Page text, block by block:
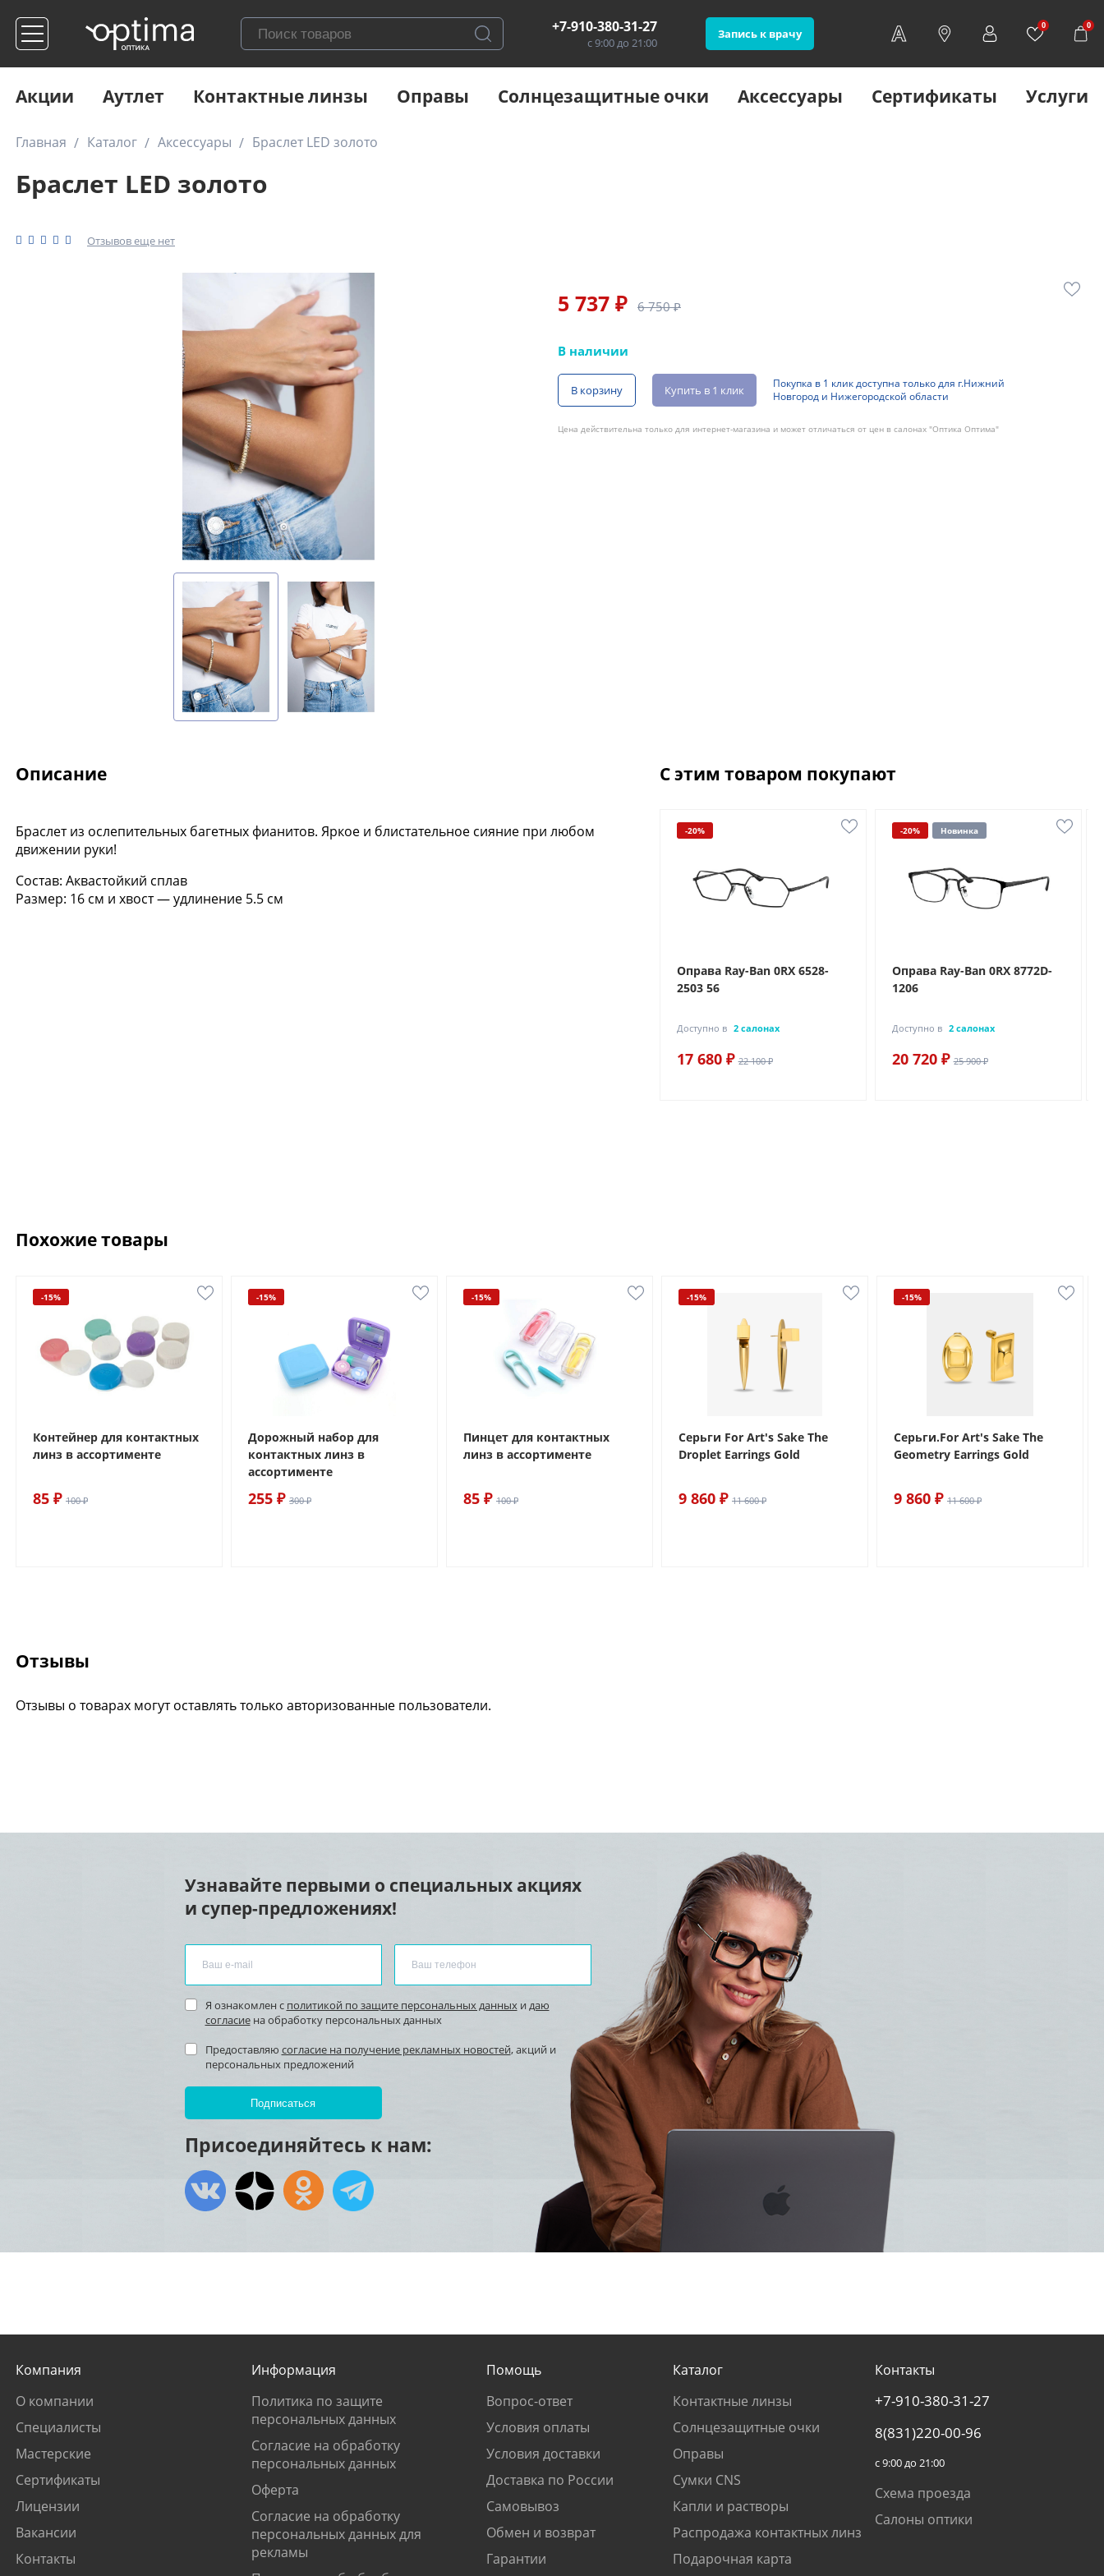
+7-910-380-31-27
с 9:00 до 21:00
Запись к врачу
0 0
Акции Аутлет Контактные линзы Оправы Солнцезащитные очки Аксессуары Сертификаты Услуги
Главная Каталог Аксессуары Браслет LED золото
Браслет LED золото
Отзывов еще нет
5 737 ₽ 6 750 ₽
В наличии
В корзину Купить в 1 клик
Покупка в 1 клик доступна только для г.Нижний
Новгород и Нижегородской области
Цена действительна только для интернет-магазина и может отличаться от цен в салонах "Оптика Оптима"
Описание
Браслет из ослепительных багетных фианитов. Яркое и блистательное сияние при любом
движении руки!
Состав: Аквастойкий сплав
Размер: 16 см и хвост — удлинение 5.5 см
С этим товаром покупают
-20% Новинка -20% Новинка -20%
Оправа Ray-Ban 0RX 6528-
2503 56
Доступно в 2 салонах
17 680 ₽ 22 100 ₽
-20% Новинка
Оправа Ray-Ban 0RX 8772D-
1206
Доступно в 2 салонах
20 720 ₽ 25 900 ₽
Похожие товары
-15%
Контейнер для контактных
линз в ассортименте
85 ₽ 100 ₽
-15%
Дорожный набор для
контактных линз в
ассортименте
255 ₽ 300 ₽
-15%
Пинцет для контактных
линз в ассортименте
85 ₽ 100 ₽
-15%
Серьги For Art's Sake The
Droplet Earrings Gold
9 860 ₽ 11 600 ₽
-15%
Серьги.For Art's Sake The
Geometry Earrings Gold
9 860 ₽ 11 600 ₽
Отзывы
Отзывы о товарах могут оставлять только авторизованные пользователи.
Узнавайте первыми о специальных акциях
и супер-предложениях!
Я ознакомлен с политикой по защите персональных данных и даю
согласиена обработку персональных данных
Предоставляю согласие на получение рекламных новостей, акций и
персональных предложений
Присоединяйтесь к нам:
Компания
О компании
Специалисты
Мастерские
Сертификаты
Лицензии
Вакансии
Контакты
Информация
Политика по защите
персональных данных
Согласие на обработку
персональных данных
Оферта
Согласие на обработку
персональных данных для
рекламы
Помощь
Вопрос-ответ
Условия оплаты
Условия доставки
Доставка по России
Самовывоз
Обмен и возврат
Гарантии
Каталог
Контактные линзы
Солнцезащитные очки
Оправы
Сумки CNS
Капли и растворы
Распродажа контактных линз
Подарочная карта
Контакты
+7-910-380-31-27
8(831)220-00-96
с 9:00 до 21:00
Схема проезда
Салоны оптики